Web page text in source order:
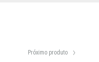
Próximo produto